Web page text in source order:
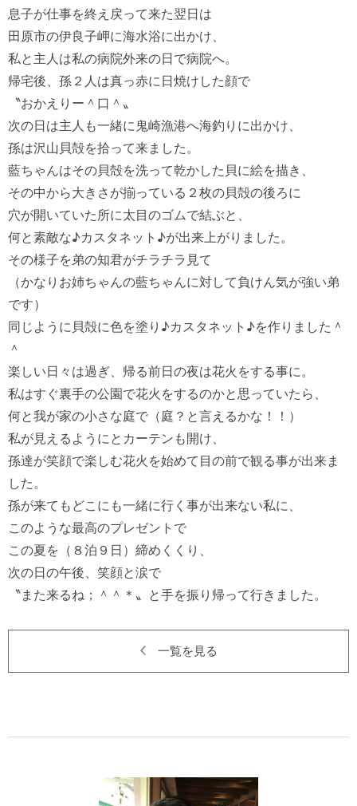
息子が仕事を終え戻って来た翌日は
田原市の伊良子岬に海水浴に出かけ、
私と主人は私の病院外来の日で病院へ。
帰宅後、孫２人は真っ赤に日焼けした顔で
〝おかえりー＾口＾〟
次の日は主人も一緒に鬼崎漁港へ海釣りに出かけ、
孫は沢山貝殻を拾って来ました。
藍ちゃんはその貝殻を洗って乾かした貝に絵を描き、
その中から大きさが揃っている２枚の貝殻の後ろに
穴が開いていた所に太目のゴムで結ぶと、
何と素敵な♪カスタネット♪が出来上がりました。
その様子を弟の知君がチラチラ見て
（かなりお姉ちゃんの藍ちゃんに対して負けん気が強い弟
です）
同じように貝殻に色を塗り♪カスタネット♪を作りました＾
＾
楽しい日々は過ぎ、帰る前日の夜は花火をする事に。
私はすぐ裏手の公園で花火をするのかと思っていたら、
何と我が家の小さな庭で（庭？と言えるかな！！）
私が見えるようにとカーテンも開け、
孫達が笑顔で楽しむ花火を始めて目の前で観る事が出来ま
した。
孫が来てもどこにも一緒に行く事が出来ない私に、
このような最高のプレゼントで
この夏を（８泊９日）締めくくり、
次の日の午後、笑顔と涙で
一覧を見る